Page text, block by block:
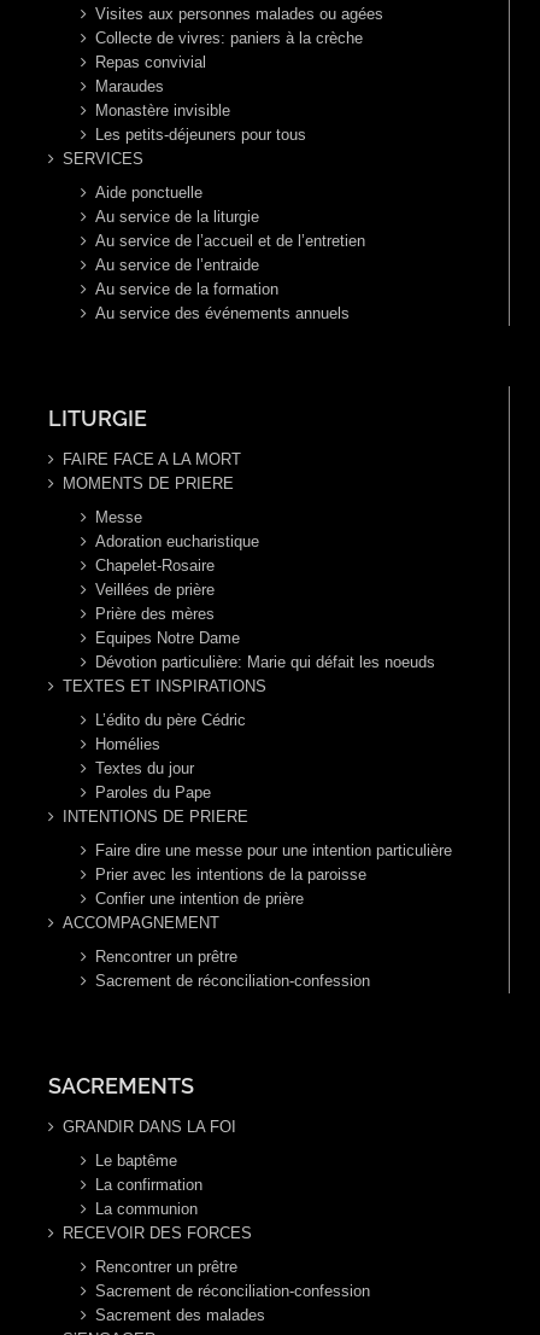
Visites aux personnes malades ou agées
Collecte de vivres: paniers à la crèche
Repas convivial
Maraudes
Monastère invisible
Les petits-déjeuners pour tous
SERVICES
Aide ponctuelle
Au service de la liturgie
Au service de l’accueil et de l’entretien
Au service de l’entraide
Au service de la formation
Au service des événements annuels
LITURGIE
FAIRE FACE A LA MORT
MOMENTS DE PRIERE
Messe
Adoration eucharistique
Chapelet-Rosaire
Veillées de prière
Prière des mères
Equipes Notre Dame
Dévotion particulière: Marie qui défait les noeuds
TEXTES ET INSPIRATIONS
L’édito du père Cédric
Homélies
Textes du jour
Paroles du Pape
INTENTIONS DE PRIERE
Faire dire une messe pour une intention particulière
Prier avec les intentions de la paroisse
Confier une intention de prière
ACCOMPAGNEMENT
Rencontrer un prêtre
Sacrement de réconciliation-confession
SACREMENTS
GRANDIR DANS LA FOI
Le baptême
La confirmation
La communion
RECEVOIR DES FORCES
Rencontrer un prêtre
Sacrement de réconciliation-confession
Sacrement des malades